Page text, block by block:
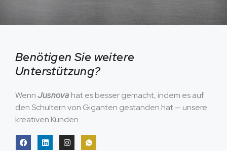
Benötigen Sie weitere
Unterstützung?
WennJusnova hat es besser gemacht, indem es auf
den Schultern von Giganten gestanden hat — unsere
kreativen Kunden.